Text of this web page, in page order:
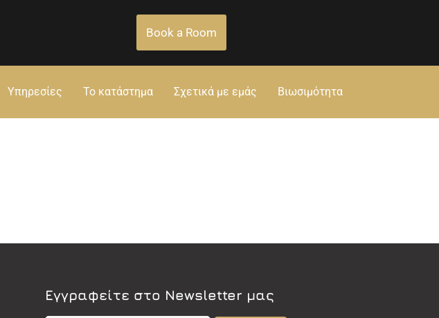
Book a Room
Υπηρεσίες Το κατάστημα Σχετικά με εμάς Βιωσιμότητα
Εγγραφείτε στο Newsletter μας